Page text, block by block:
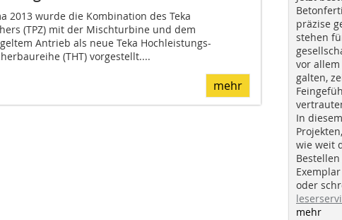
2013 wurde die Kombination des Teka
(TPZ) mit der Mischturbine und dem
Antrieb als neue Teka Hochleistungs-
(THT) vorgestellt....
mehr
präzise
stehen
vor
galten,
In
wie weit
oder
mehr